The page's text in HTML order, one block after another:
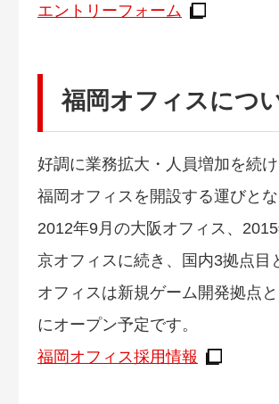
エントリーフォーム
福岡オフィスにつ
好調に業務拡大・人員増加を続
福岡オフィスを開設する運びとな
2012年9月の大阪オフィス、
京オフィスに続き、国内3拠点目
オフィスは新規ゲーム開発拠点
にオープン予定です。
福岡オフィス採用情報